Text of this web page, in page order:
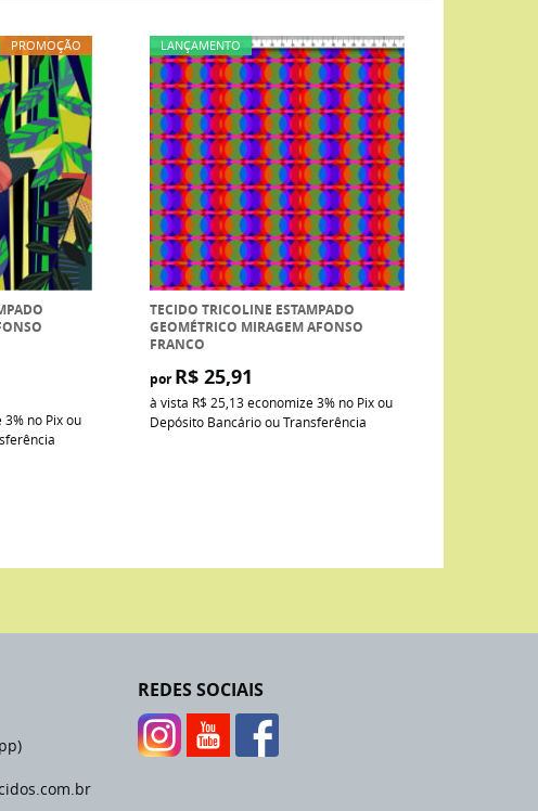
PROMOÇÃO
3% no Pix ou
LANÇAMENTO
TECIDO TRICOLINE ESTAMPADO
GEOMÉTRICO MIRAGEM AFONSO
FRANCO
por R$ 25,91
à vista R$ 25,13economize3% no Pix ou
Depósito Bancário ou Transferência
REDES SOCIAIS